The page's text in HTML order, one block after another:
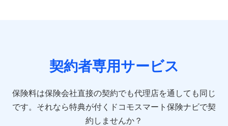
険契約に関する情報。例として、保険契約者及び被保険
者の氏名、住所、生年月日、性別、保険契約者と被保険
報、建物の構造や築年数などの情報、ペットの種類や年
齢などの情報などが含まれます。
【共同して利用する者の範囲】
契約者専用サービス
保険料は保険会社直接の契約でも代理店を通しても同じ
です。 それなら特典が付くドコモスマート保険ナビで契
約しませんか？